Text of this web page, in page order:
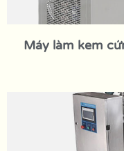
Máy làm kem